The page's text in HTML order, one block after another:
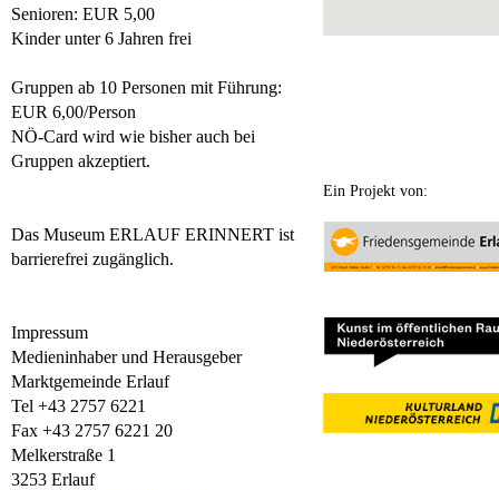
Ein Projekt von:
Senioren: EUR 5,00
Kinder unter 6 Jahren frei
Gruppen ab 10 Personen mit Führung:
EUR 6,00/Person
NÖ-Card wird wie bisher auch bei
Gruppen akzeptiert.
Das Museum ERLAUF ERINNERT ist
barrierefrei zugänglich.
Impressum
Medieninhaber und Herausgeber
Marktgemeinde Erlauf
Tel +43 2757 6221
Fax +43 2757 6221 20
Melkerstraße 1
3253 Erlauf